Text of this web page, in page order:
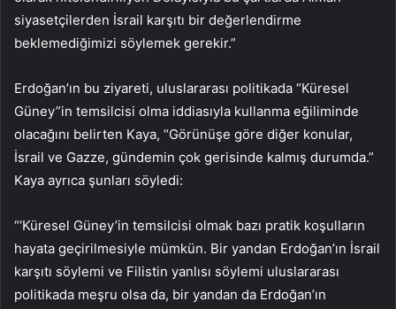
siyasetçilerden İsrail karşıtı bir değerlendirme
beklemediğimizi söylemek gerekir.”
Erdoğan’ın bu ziyareti, uluslararası politikada “Küresel
Güney”in temsilcisi olma iddiasıyla kullanma eğiliminde
olacağını belirten Kaya, “Görünüşe göre diğer konular,
İsrail ve Gazze, gündemin çok gerisinde kalmış durumda.”
Kaya ayrıca şunları söyledi:
“‘Küresel Güney’in temsilcisi olmak bazı pratik koşulların
hayata geçirilmesiyle mümkün. Bir yandan Erdoğan’ın İsrail
karşıtı söylemi ve Filistin yanlısı söylemi uluslararası
politikada meşru olsa da, bir yandan da Erdoğan’ın